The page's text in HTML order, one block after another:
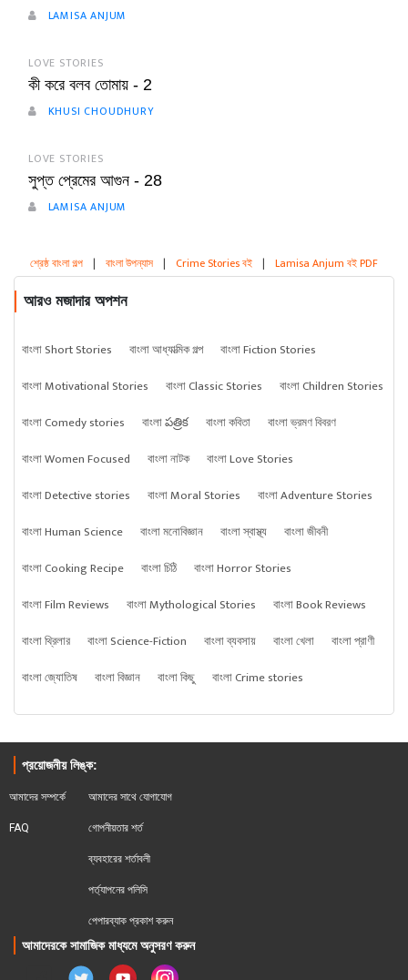
LAMISA ANJUM
LOVE STORIES
কী করে বলব তোমায় - 2
KHUSI CHOUDHURY
LOVE STORIES
সুপ্ত প্রেমের আগুন - 28
LAMISA ANJUM
শ্রেষ্ঠ বাংলা গল্প | বাংলা উপন্যাস | Crime Stories বই | Lamisa Anjum বই PDF
আরও মজাদার অপশন
বাংলা Short Stories বাংলা আধ্যাত্মিক গল্প
বাংলা Fiction Stories
বাংলা Motivational Stories
বাংলা Classic Stories
বাংলা Children Stories
বাংলা Comedy stories
বাংলা పత్రిక বাংলা কবিতা
বাংলা ভ্রমণ বিবরণ
বাংলা Women Focused
বাংলা নাটক
বাংলা Love Stories
বাংলা Detective stories
বাংলা Moral Stories
বাংলা Adventure Stories
বাংলা Human Science
বাংলা মনোবিজ্ঞান বাংলা স্বাস্থ্য
বাংলা জীবনী
বাংলা Cooking Recipe
বাংলা চিঠি
বাংলা Horror Stories
বাংলা Film Reviews
বাংলা Mythological Stories
বাংলা Book Reviews
বাংলা থ্রিলার
বাংলা Science-Fiction বাংলা ব্যবসায় বাংলা খেলা
বাংলা প্রাণী
বাংলা জ্যোতিষ
বাংলা বিজ্ঞান বাংলা কিছু বাংলা Crime stories
প্রয়োজনীয় লিঙ্ক:
আমাদের সম্পর্কে
FAQ
আমাদের সাথে যোগাযোগ
গোপনীয়তার শর্ত
ব্যবহারের শর্তাবলী
পর্ত্যাপনের পলিসি
পেপারব্যাক প্রকাশ করুন
আমাদেরকে সামাজিক মাধ্যমে অনুসরণ করুন